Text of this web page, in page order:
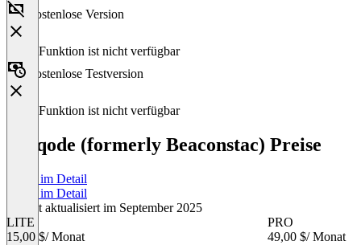
Kostenlose Version
Diese Funktion ist nicht verfügbar
Kostenlose Testversion
Diese Funktion ist nicht verfügbar
Uniqode (formerly Beaconstac) Preise
Preise im Detail
Preise im Detail
Zuletzt aktualisiert im September 2025
LITE
15,00 $/ Monat
PRO
49,00 $/ Monat